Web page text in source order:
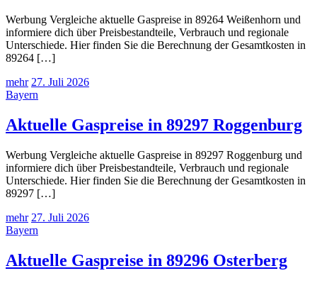
Werbung Vergleiche aktuelle Gaspreise in 89264 Weißenhorn und
informiere dich über Preisbestandteile, Verbrauch und regionale
Unterschiede. Hier finden Sie die Berechnung der Gesamtkosten in
89264 […]
mehr 27. Juli 2026
Bayern
Aktuelle Gaspreise in 89297 Roggenburg
Werbung Vergleiche aktuelle Gaspreise in 89297 Roggenburg und
informiere dich über Preisbestandteile, Verbrauch und regionale
Unterschiede. Hier finden Sie die Berechnung der Gesamtkosten in
89297 […]
mehr 27. Juli 2026
Bayern
Aktuelle Gaspreise in 89296 Osterberg